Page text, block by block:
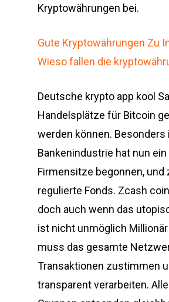
Kryptowährungen bei.
Gute Kryptowährungen Zu
Wieso fallen die
Deutsche krypto app kool
Handelsplätze für Bitcoin
werden können. Besonders
Bankenindustrie hat nun
Firmensitze begonnen, und
regulierte Fonds. Zcash
doch auch wenn das
ist nicht unmöglich
muss das gesamte
Transaktionen zustimmen
transparent verarbeiten.